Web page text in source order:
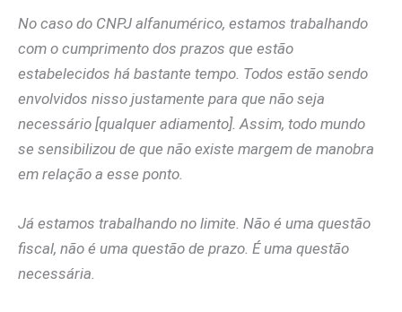
No caso do CNPJ alfanumérico, estamos trabalhando
com o cumprimento dos prazos que estão
estabelecidos há bastante tempo. Todos estão sendo
envolvidos nisso justamente para que não seja
necessário [qualquer adiamento]. Assim, todo mundo
se sensibilizou de que não existe margem de manobra
em relação a esse ponto.
Já estamos trabalhando no limite. Não é uma questão
fiscal, não é uma questão de prazo. É uma questão
necessária.